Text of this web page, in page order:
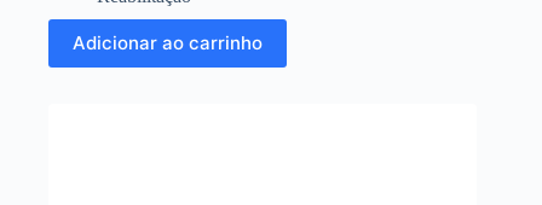
Adicionar ao carrinho